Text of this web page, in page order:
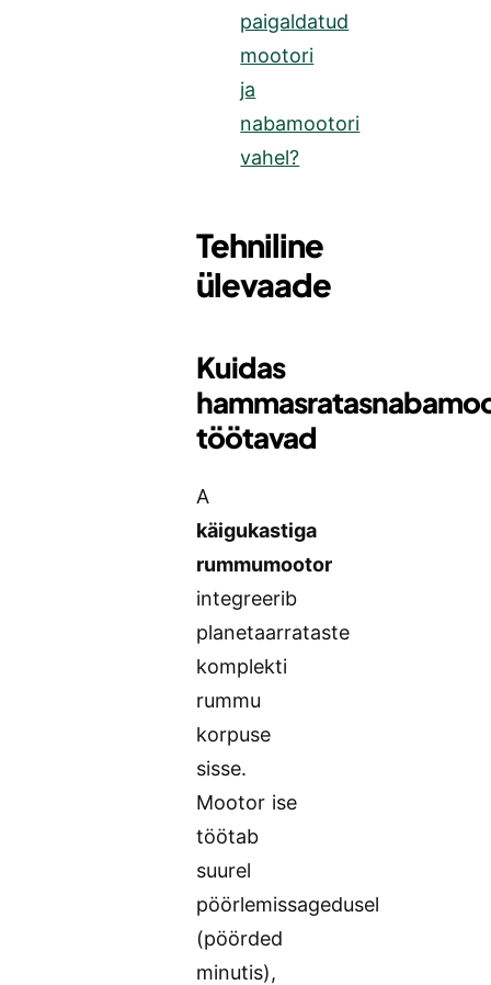
paigaldatud
mootori
ja
nabamootori
vahel?
Tehniline
ülevaade
Kuidas
töötavad
A
käigukastiga
rummumootor
integreerib
planetaarrataste
komplekti
rummu
korpuse
sisse.
Mootor ise
töötab
suurel
pöörlemissagedusel
(pöörded
minutis),